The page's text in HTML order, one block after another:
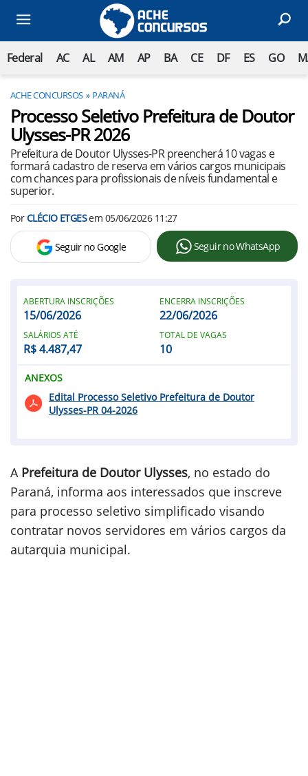
Federal AC AL AM AP BA CE DF ES GO
ACHE CONCURSOS PARANÁ
Processo Seletivo Prefeitura de Doutor
Ulysses-PR 2026
Prefeitura de Doutor Ulysses-PR preencherá 10 vagas e
formará cadastro de reserva em vários cargos municipais
com chances para profissionais de níveis fundamental e
superior.
PorCLÉCIO ETGESem 05/06/2026 11:27
Seguir no Google Seguir no WhatsApp
A Prefeitura de Doutor Ulysses, no estado do
Paraná, informa aos interessados que inscreve
para processo seletivo simplificado visando
contratar novos servidores em vários cargos da
autarquia municipal.
ABERTURA INSCRIÇÕES
15/06/2026
ENCERRA INSCRIÇÕES
22/06/2026
SALÁRIOS ATÉ
R$ 4.487,47
TOTAL DE VAGAS
10
ANEXOS
Edital Processo Seletivo Prefeitura de Doutor
Ulysses-PR 04-2026